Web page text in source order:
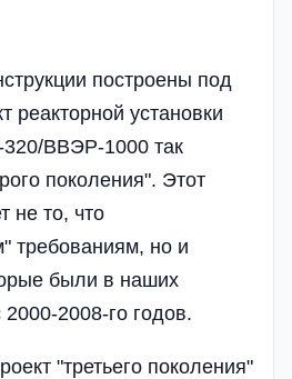
построены под
реакторной установки
320/ВВЭР-1000 так
поколения". Этот
не то, что
требованиям, но и
были в наших
2008-го годов.
"третьего поколения"